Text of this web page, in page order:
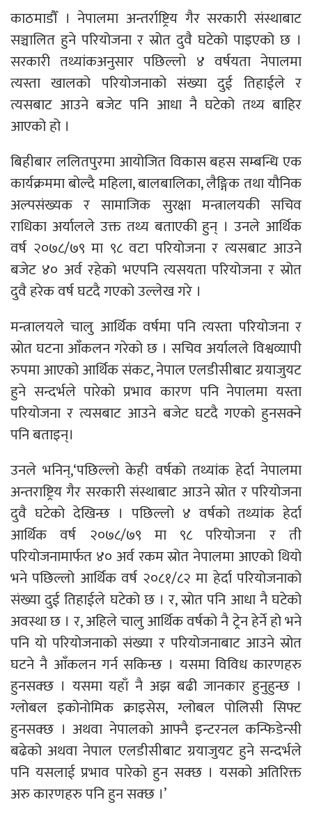
काठमाडौँ । नेपालमा अन्तर्राष्ट्रिय गैर सरकारी संस्थाबाट
सञ्चालित हुने परियोजना र स्रोत दुवै घटेको पाइएको छ ।
सरकारी तथ्यांकअनुसार पछिल्लो ४ वर्षयता नेपालमा
त्यस्ता खालको परियोजनाको संख्या दुई तिहाईले र
त्यसबाट आउने बजेट पनि आधा नै घटेको तथ्य बाहिर
आएको हो ।
बिहीबार ललितपुरमा आयोजित विकास बहस सम्बन्धि एक
कार्यक्रममा बोल्दै महिला, बालबालिका, लैङ्गिक तथा यौनिक
अल्पसंख्यक र सामाजिक सुरक्षा मन्त्रालयकी सचिव
राधिका अर्यालले उक्त तथ्य बताएकी हुन् । उनले आर्थिक
वर्ष २०७८/७९ मा ९८ वटा परियोजना र त्यसबाट आउने
बजेट ४० अर्व रहेको भएपनि त्यसयता परियोजना र स्रोत
दुवै हरेक वर्ष घटदै गएको उल्लेख गरे ।
मन्त्रालयले चालु आर्थिक वर्षमा पनि त्यस्ता परियोजना र
स्रोत घटना आँकलन गरेको छ । सचिव अर्यालले विश्वव्यापी
रुपमा आएको आर्थिक संकट, नेपाल एलडीसीबाट ग्रयाजुयट
हुने सन्दर्भले पारेको प्रभाव कारण पनि नेपालमा यस्ता
परियोजना र त्यसबाट आउने बजेट घटदै गएको हुनसक्ने
पनि बताइन्।
उनले भनिन्,‘पछिल्लो केही वर्षको तथ्यांक हेर्दा नेपालमा
अन्तराष्ट्रिय गैर सरकारी संस्थाबाट आउने स्रोत र परियोजना
दुवै घटेको देखिन्छ । पछिल्लो ४ वर्षको तथ्यांक हेर्दा
आर्थिक वर्ष २०७८/७९ मा ९८ परियोजना र ती
परियोजनामार्फत ४० अर्व रकम स्रोत नेपालमा आएको थियो
भने पछिल्लो आर्थिक वर्ष २०८१/८२ मा हेर्दा परियोजनाको
संख्या दुई तिहाईले घटेको छ । र, स्रोत पनि आधा नै घटेको
अवस्था छ । र, अहिले चालु आर्थिक वर्षको नै ट्रेन हेर्ने हो भने
पनि यो परियोजनाको संख्या र परियोजनाबाट आउने स्रोत
घटने नै आँकलन गर्न सकिन्छ । यसमा विविध कारणहरु
हुनसक्छ । यसमा यहाँ नै अझ बढी जानकार हुनुहुन्छ ।
ग्लोबल इकोनोमिक क्राइसेस, ग्लोबल पोलिसी सिफ्ट
हुनसक्छ । अथवा नेपालको आफ्नै इन्टरनल कन्फिडेन्सी
बढेको अथवा नेपाल एलडीसीबाट ग्रयाजुयट हुने सन्दर्भले
पनि यसलाई प्रभाव पारेको हुन सक्छ । यसको अतिरिक्त
अरु कारणहरु पनि हुन सक्छ ।’